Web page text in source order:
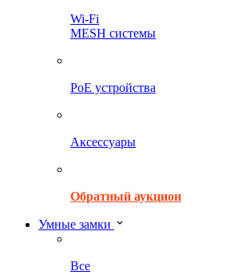
Wi-Fi
MESH системы
PoE устройства
Аксессуары
Обратный аукцион
Умные замки
Все